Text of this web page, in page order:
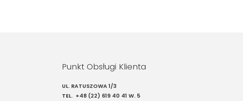
Punkt Obsługi Klienta
UL. RATUSZOWA 1/3
TEL. +48 (22) 619 40 41 W. 5